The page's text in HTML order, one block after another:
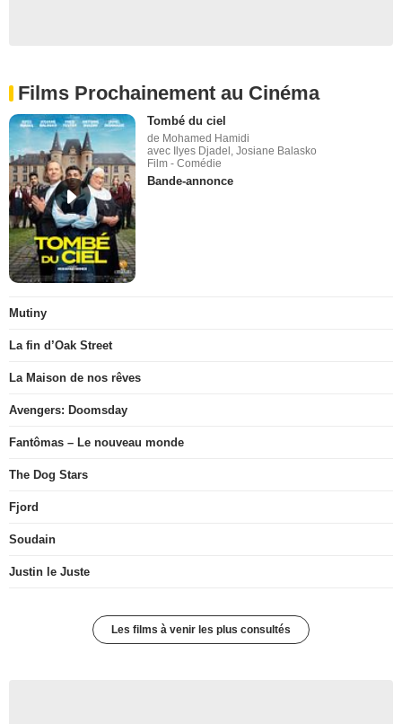
Films Prochainement au Cinéma
Tombé du ciel
de Mohamed Hamidi
avec Ilyes Djadel, Josiane Balasko
Film - Comédie
Bande-annonce
Mutiny
La fin d’Oak Street
La Maison de nos rêves
Avengers: Doomsday
Fantômas – Le nouveau monde
The Dog Stars
Fjord
Soudain
Justin le Juste
Les films à venir les plus consultés